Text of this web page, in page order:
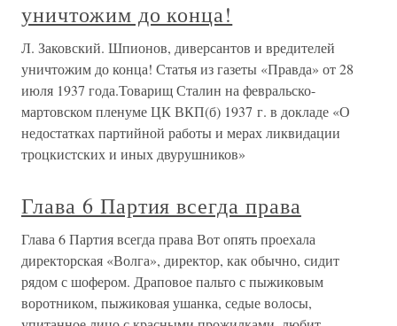
уничтожим до конца!
Л. Заковский. Шпионов, диверсантов и вредителей
уничтожим до конца! Статья из газеты «Правда» от 28
июля 1937 года.Товарищ Сталин на февральско-
мартовском пленуме ЦК ВКП(б) 1937 г. в докладе «О
недостатках партийной работы и мерах ликвидации
троцкистских и иных двурушников»
Глава 6 Партия всегда права
Глава 6 Партия всегда права Вот опять проехала
директорская «Волга», директор, как обычно, сидит
рядом с шофером. Драповое пальто с пыжиковым
воротником, пыжиковая ушанка, седые волосы,